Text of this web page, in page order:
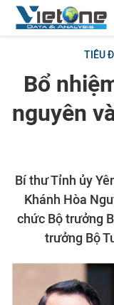
TIÊU
Bổ
nguyên
Bí thư Tỉnh ủy
Khánh Hòa
chức Bộ trưởng
trưởng Bộ